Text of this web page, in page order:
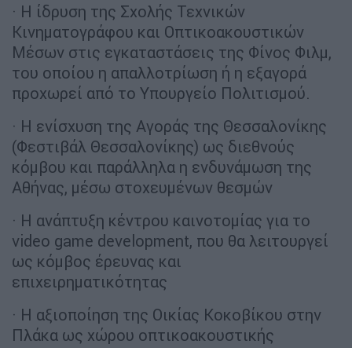
· Η ίδρυση της Σχολής Τεχνικών
Κινηματογράφου και Οπτικοακουστικών
Μέσων στις εγκαταστάσεις της Φίνος Φιλμ,
του οποίου η απαλλοτρίωση ή η εξαγορά
προχωρεί από το Υπουργείο Πολιτισμού.
· Η ενίσχυση της Αγοράς της Θεσσαλονίκης
(Φεστιβάλ Θεσσαλονίκης) ως διεθνούς
κόμβου και παράλληλα η ενδυνάμωση της
Αθήνας, μέσω στοχευμένων θεσμών
· Η ανάπτυξη κέντρου καινοτομίας για το
video game development, που θα λειτουργεί
ως κόμβος έρευνας και
επιχειρηματικότητας
· Η αξιοποίηση της Οικίας Κοκοβίκου στην
Πλάκα ως χώρου οπτικοακουστικής